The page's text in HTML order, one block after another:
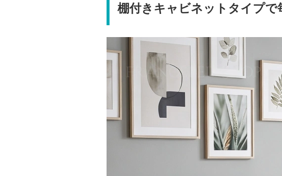
棚付きキャビネットタイプで